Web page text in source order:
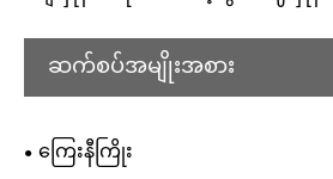
ဆက်စပ်အမျိုးအစား
ကြေးနီကြိုး